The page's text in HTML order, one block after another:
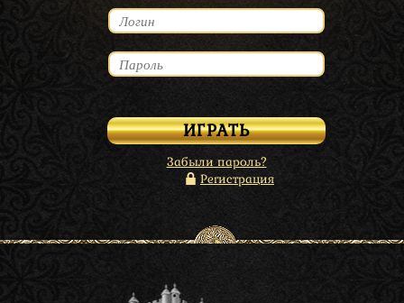
Забыли пароль?
Регистрация